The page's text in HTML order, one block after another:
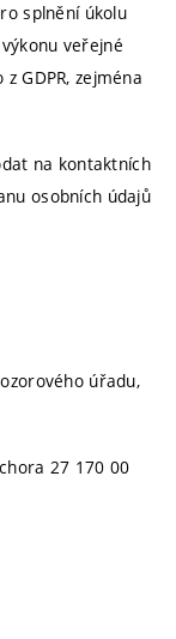
splnění úkolu
veřejné
GDPR, zejména
na kontaktních
osobních údajů
úřadu,
27 170 00